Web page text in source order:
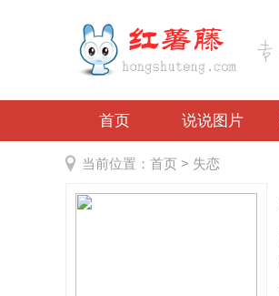
首页 说说图片
当前位置： 首页 > 失恋